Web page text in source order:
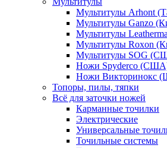
Мультитулы Arhont
Мультитулы Ganzo
Мультитулы
Мультитулы Roxon
Мультитулы SOG
Ножи Spyderco
Ножи Викторинокс
Топоры, пилы, тяпки
Всё для заточки ножей
Карманные точилки
Электрические
Универсальные
Точильные системы